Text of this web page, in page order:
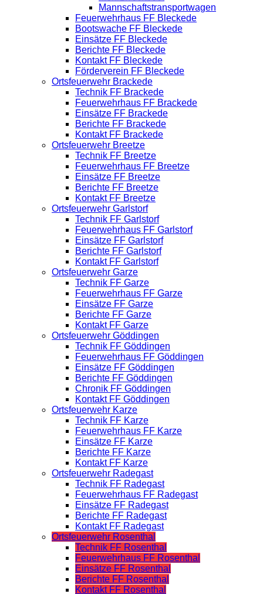
Mannschaftstransportwagen
Feuerwehrhaus FF Bleckede
Bootswache FF Bleckede
Einsätze FF Bleckede
Berichte FF Bleckede
Kontakt FF Bleckede
Förderverein FF Bleckede
Ortsfeuerwehr Brackede
Technik FF Brackede
Feuerwehrhaus FF Brackede
Einsätze FF Brackede
Berichte FF Brackede
Kontakt FF Brackede
Ortsfeuerwehr Breetze
Technik FF Breetze
Feuerwehrhaus FF Breetze
Einsätze FF Breetze
Berichte FF Breetze
Kontakt FF Breetze
Ortsfeuerwehr Garlstorf
Technik FF Garlstorf
Feuerwehrhaus FF Garlstorf
Einsätze FF Garlstorf
Berichte FF Garlstorf
Kontakt FF Garlstorf
Ortsfeuerwehr Garze
Technik FF Garze
Feuerwehrhaus FF Garze
Einsätze FF Garze
Berichte FF Garze
Kontakt FF Garze
Ortsfeuerwehr Göddingen
Technik FF Göddingen
Feuerwehrhaus FF Göddingen
Einsätze FF Göddingen
Berichte FF Göddingen
Chronik FF Göddingen
Kontakt FF Göddingen
Ortsfeuerwehr Karze
Technik FF Karze
Feuerwehrhaus FF Karze
Einsätze FF Karze
Berichte FF Karze
Kontakt FF Karze
Ortsfeuerwehr Radegast
Technik FF Radegast
Feuerwehrhaus FF Radegast
Einsätze FF Radegast
Berichte FF Radegast
Kontakt FF Radegast
Ortsfeuerwehr Rosenthal
Technik FF Rosenthal
Feuerwehrhaus FF Rosenthal
Einsätze FF Rosenthal
Berichte FF Rosenthal
Kontakt FF Rosenthal